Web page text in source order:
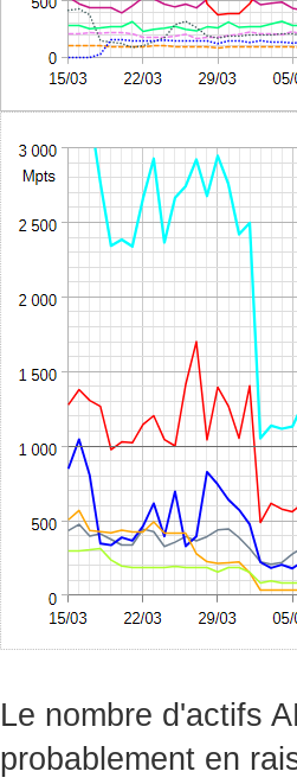
Le nombre d'actifs
probablement en